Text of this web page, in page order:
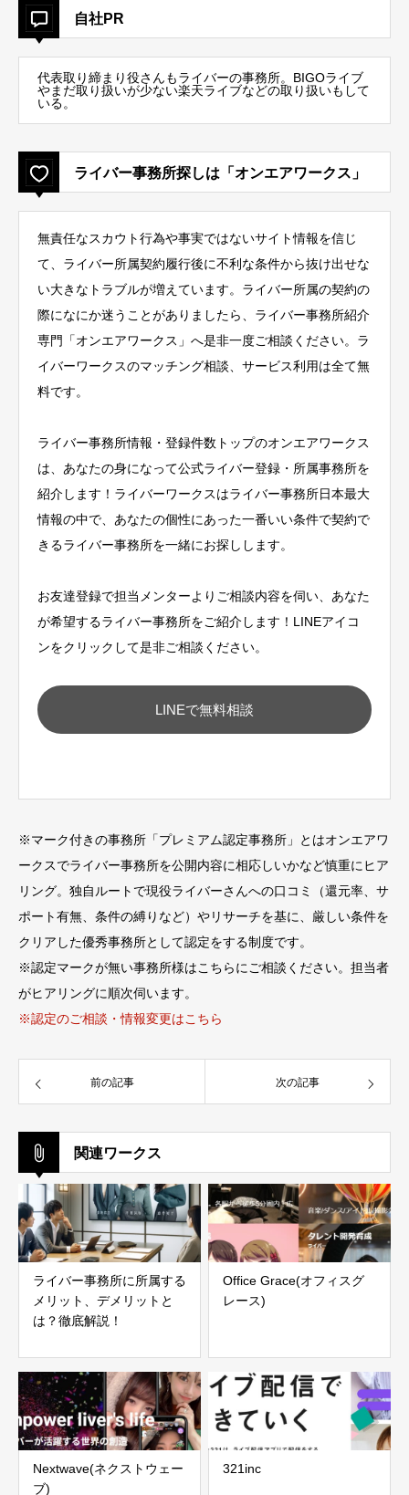
自社PR
代表取り締まり役さんもライバーの事務所。BIGOライブ
やまだ取り扱いが少ない楽天ライブなどの取り扱いもして
いる。
ライバー事務所探しは「オンエアワークス」
無責任なスカウト行為や事実ではないサイト情報を信じ
て、ライバー所属契約履行後に不利な条件から抜け出せな
い大きなトラブルが増えています。ライバー所属の契約の
際になにか迷うことがありましたら、ライバー事務所紹介
専門「オンエアワークス」へ是非一度ご相談ください。ラ
イバーワークスのマッチング相談、サービス利用は全て無
料です。
ライバー事務所情報・登録件数トップのオンエアワークス
は、あなたの身になって公式ライバー登録・所属事務所を
紹介します！ライバーワークスはライバー事務所日本最大
情報の中で、あなたの個性にあった一番いい条件で契約で
きるライバー事務所を一緒にお探しします。
お友達登録で担当メンターよりご相談内容を伺い、あなた
が希望するライバー事務所をご紹介します！LINEアイコ
ンをクリックして是非ご相談ください。
LINEで無料相談
※マーク付きの事務所「プレミアム認定事務所」とはオンエアワ
ークスでライバー事務所を公開内容に相応しいかなど慎重にヒア
リング。独自ルートで現役ライバーさんへの口コミ（還元率、サ
ポート有無、条件の縛りなど）やリサーチを基に、厳しい条件を
クリアした優秀事務所として認定をする制度です。
※認定マークが無い事務所様はこちらにご相談ください。担当者
がヒアリングに順次伺います。
※認定のご相談・情報変更はこちら
前の記事 次の記事
関連ワークス
ライバー事務所に所属する
メリット、デメリットと
は？徹底解説！
Office Grace(オフィスグ
レース)
Nextwave(ネクストウェー
ブ)
321inc